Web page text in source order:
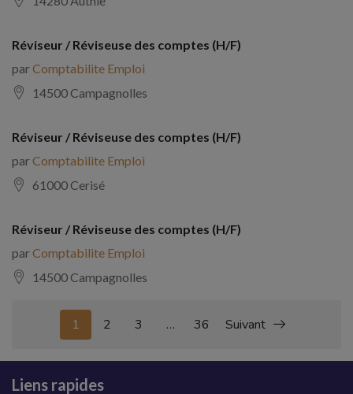
Réviseur / Réviseuse des comptes (H/F)
parComptabilite Emploi
14500 Campagnolles
Réviseur / Réviseuse des comptes (H/F)
parComptabilite Emploi
61000 Cerisé
Réviseur / Réviseuse des comptes (H/F)
parComptabilite Emploi
14500 Campagnolles
1 2 3 … 36 Suivant
Liens rapides